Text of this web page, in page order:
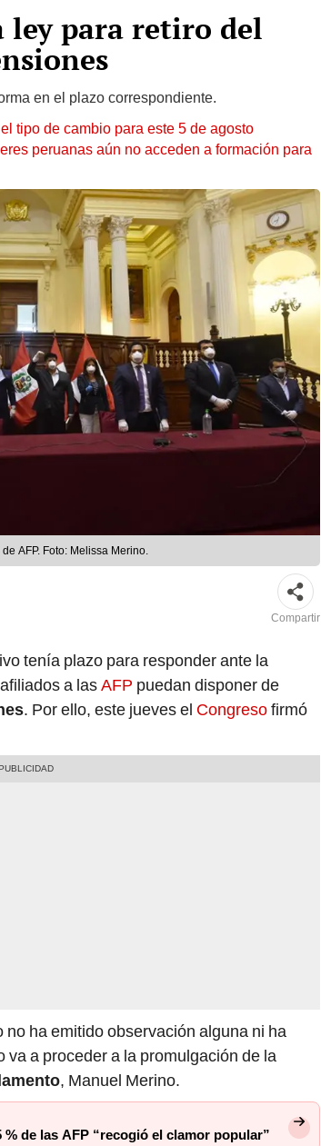
ley para retiro del
en el plazo correspondiente.
tipo de cambio para este 5 de agosto
peruanas aún no acceden a formación para
AFP. Foto: Melissa Merino.
Compartir
tenía plazo para responder ante la
a lasAFP puedan disponer de
. Por ello, este jueves el Congresofirmó
ha emitido observación alguna ni ha
a proceder a la promulgación de la
, Manuel Merino.
de las AFP “recogió el clamor popular”